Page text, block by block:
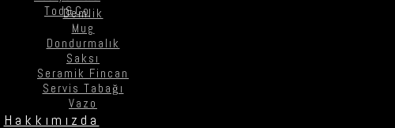
Tod&Co
Demlik
Mug
Dondurmalık
Saksı
Seramik Fincan
Servis Tabağı
Vazo
Hakkımızda